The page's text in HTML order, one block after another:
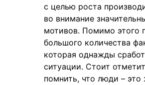
с целью роста
во внимание
мотивов. Помимо этого
большого количества
которая однажды
ситуации. Стоит
помнить, что люди –